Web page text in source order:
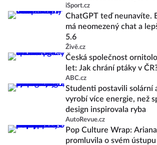
iSport.cz
ChatGPT teď neunavíte.
má neomezený chat a
5.6
Živě.cz
Česká společnost
let: Jak chrání ptáky v
ABC.cz
Studenti postavili solární
vyrobí více energie, než
design inspirovala ryba
AutoRevue.cz
Pop Culture Wrap:
promluvila o svém